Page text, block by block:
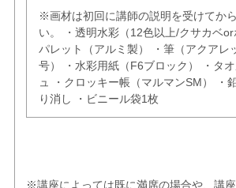
※画材は初回に講師の説明を受けてか
い。 ・透明水彩（12色以上/クサカベor
パレット（アルミ製） ・筆（アクアレ
号） ・水彩用紙（F6ブロック） ・タ
ュ ・クロッキー帳（マルマンSM） ・
り消し ・ビニール袋1枚
※講座によっては既に満席の場合や、講